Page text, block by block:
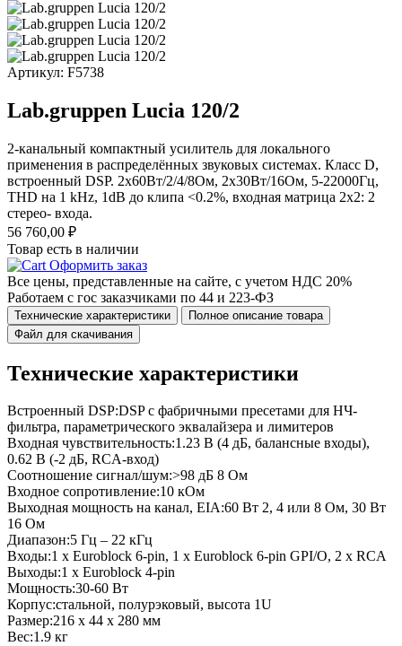
Артикул: F5738
Lab.gruppen Lucia 120/2
2-канальный компактный усилитель для локального
применения в распределённых звуковых системах. Класс D,
встроенный DSP. 2х60Вт/2/4/8Ом, 2х30Вт/16Ом, 5-22000Гц,
THD на 1 kHz, 1dB до клипа <0.2%, входная матрица 2х2: 2
стерео- входа.
56 760,00 ₽
Товар есть в наличии
Оформить заказ
Все цены, представленные на сайте, с учетом НДС 20%
Работаем с гос заказчиками по 44 и 223-ФЗ
Технические характеристики
Полное описание товара
Файл для скачивания
Технические характеристики
Встроенный DSP:DSP с фабричными пресетами для НЧ-
фильтра, параметрического эквалайзера и лимитеров
Входная чувствительность:1.23 В (4 дБ, балансные входы),
0.62 В (-2 дБ, RCA-вход)
Соотношение сигнал/шум:>98 дБ 8 Ом
Входное сопротивление:10 кОм
Выходная мощность на канал, EIA:60 Вт 2, 4 или 8 Ом, 30 Вт
16 Ом
Диапазон:5 Гц – 22 кГц
Входы:1 х Euroblock 6-pin, 1 x Euroblock 6-pin GPI/O, 2 x RCA
Выходы:1 x Euroblock 4-pin
Мощность:30-60 Вт
Корпус:стальной, полурэковый, высота 1U
Размер:216 x 44 х 280 мм
Вес:1.9 кг